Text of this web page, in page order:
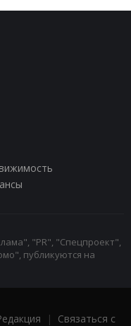
"PR", "Спецпроект",
публикуются на
| Связаться с